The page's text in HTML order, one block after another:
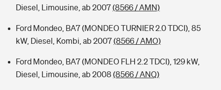
Diesel, Limousine, ab 2007(8566 / AMN)
Ford Mondeo, BA7 (MONDEO TURNIER 2.0 TDCI), 85
kW, Diesel, Kombi, ab 2007(8566 / AMO)
Ford Mondeo, BA7 (MONDEO FLH 2.2 TDCI), 129 kW,
Diesel, Limousine, ab 2008 (8566 / ANQ)